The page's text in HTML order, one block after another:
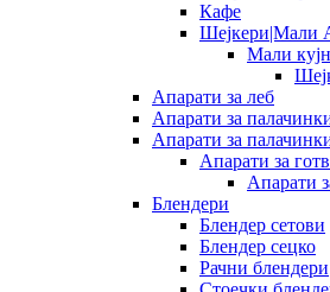
Кафе
Шејкери|Мали
Мали
Апарати за леб
Апарати за
Апарати за
Апарати за
Апарати
Блендери
Блендер сетови
Блендер сецко
Рачни блендери